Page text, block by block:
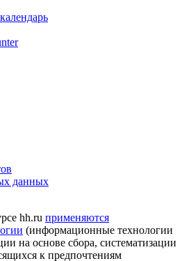
данных
hh.ru применяются
(информационные технологии
на основе сбора, систематизации
к предпочтениям